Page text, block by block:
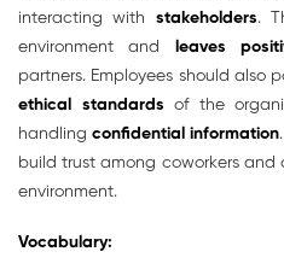
interacting with stakeholders.
environment and leaves
partners. Employees should also
ethical standards of the
handling confidential information
build trust among coworkers
environment.
Vocabulary: